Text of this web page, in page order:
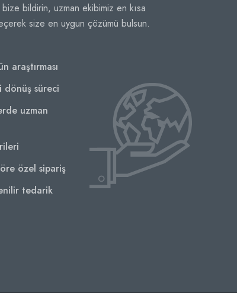
bize bildirin, uzman ekibimiz en kısa
size en uygun çözümü bulsun.
araştırması
dönüş süreci
uzman
özel sipariş
tedarik